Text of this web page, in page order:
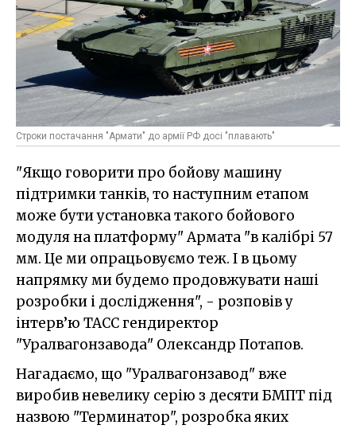
Строки постачання "Армати" до армії РФ досі "плавають"
"Якщо говорити про бойову машину
підтримки танків, то наступним етапом
може бути установка такого бойового
модуля на платформу" Армата "в калібрі 57
мм. Це ми опрацьовуємо теж. І в цьому
напрямку ми будемо продовжувати наші
розробки і дослідження", - розповів у
інтерв’ю ТАСС гендиректор
"Уралвагонзавода" Олександр Потапов.
Нагадаємо, що "Уралвагонзавод" вже
виробив невелику серію з десяти БМПТ під
назвою "Терминатор", розробка яких